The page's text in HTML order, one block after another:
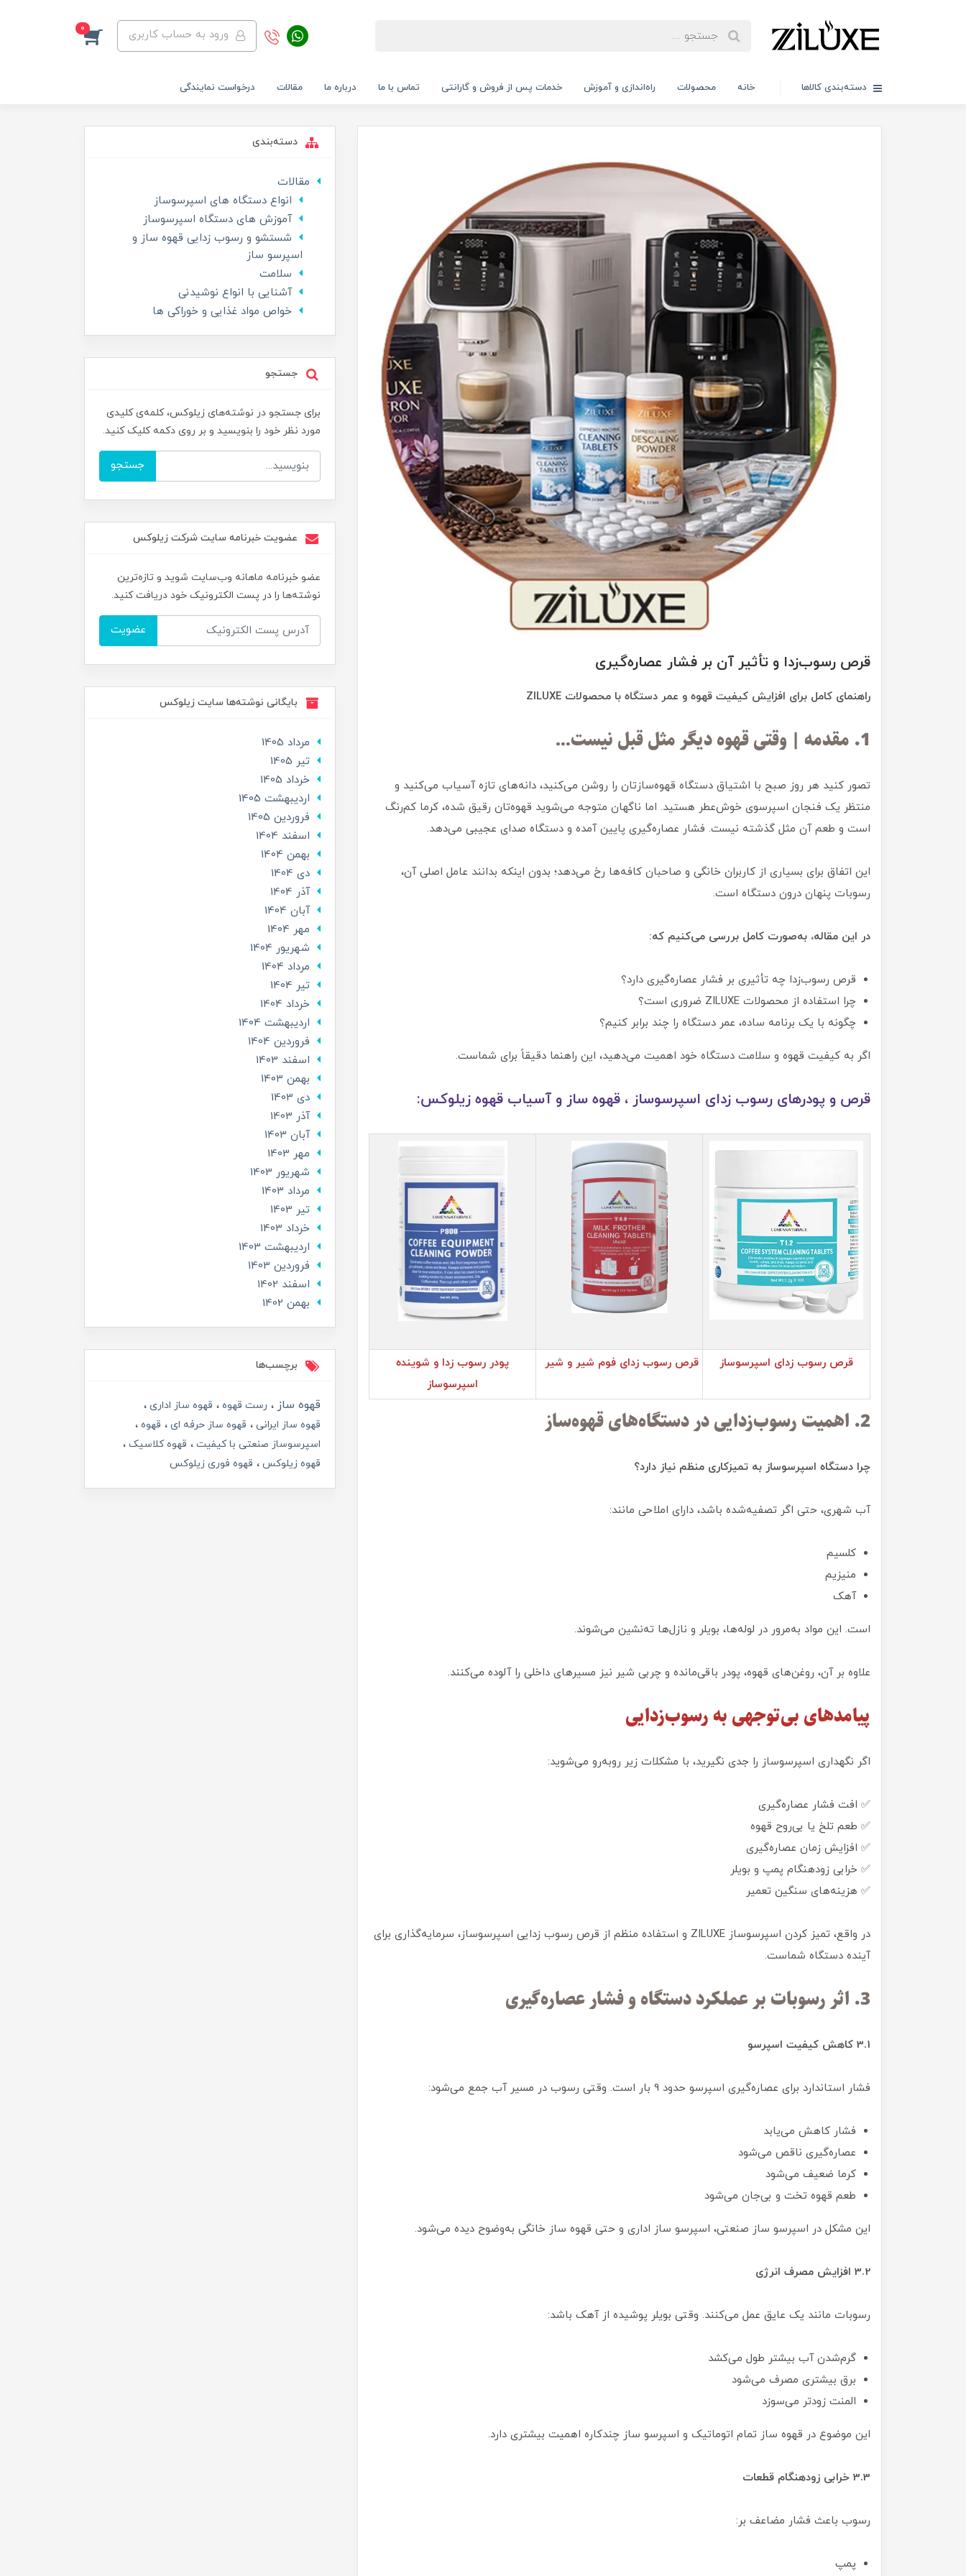
ورود به حساب کاربری 0
دسته‌بندی کالاها خانه محصولات راه‌اندازی و آموزش خدمات پس از فروش و گارانتی تماس با ما درباره ما مقالات درخواست نمایندگی
قرص رسوب‌زدا و تأثیر آن بر فشار عصاره‌گیری
راهنمای کامل برای افزایش کیفیت قهوه و عمر دستگاه با محصولات ZILUXE
1. مقدمه | وقتی قهوه دیگر مثل قبل نیست…
تصور کنید هر روز صبح با اشتیاق دستگاه قهوه‌سازتان را روشن می‌کنید، دانه‌های تازه آسیاب می‌کنید و
منتظر یک فنجان اسپرسوی خوش‌عطر هستید. اما ناگهان متوجه می‌شوید قهوه‌تان رقیق شده، کرما کم‌رنگ
است و طعم آن مثل گذشته نیست. فشار عصاره‌گیری پایین آمده و دستگاه صدای عجیبی می‌دهد.
این اتفاق برای بسیاری از کاربران خانگی و صاحبان کافه‌ها رخ می‌دهد؛ بدون اینکه بدانند عامل اصلی آن،
رسوبات پنهان درون دستگاه است.
در این مقاله، به‌صورت کامل بررسی می‌کنیم که:
قرص رسوب‌زدا چه تأثیری بر فشار عصاره‌گیری دارد؟
چرا استفاده از محصولات ZILUXE ضروری است؟
چگونه با یک برنامه ساده، عمر دستگاه را چند برابر کنیم؟
اگر به کیفیت قهوه و سلامت دستگاه خود اهمیت می‌دهید، این راهنما دقیقاً برای شماست.
قرص و پودرهای رسوب زدای اسپرسوساز ، قهوه ساز و آسیاب قهوه زیلوکس:
قرص رسوب زدای اسپرسوساز قرص رسوب زدای فوم‌ شیر و شیر
پودر رسوب زدا و شوینده
اسپرسوساز
2. اهمیت رسوب‌زدایی در دستگاه‌های قهوه‌ساز
چرا دستگاه اسپرسوساز به تمیزکاری منظم نیاز دارد؟
آب شهری، حتی اگر تصفیه‌شده باشد، دارای املاحی مانند:
کلسیم
منیزیم
آهک
است. این مواد به‌مرور در لوله‌ها، بویلر و نازل‌ها ته‌نشین می‌شوند.
علاوه بر آن، روغن‌های قهوه، پودر باقی‌مانده و چربی شیر نیز مسیرهای داخلی را آلوده می‌کنند.
پیامدهای بی‌توجهی به رسوب‌زدایی
اگر نگهداری اسپرسوساز را جدی نگیرید، با مشکلات زیر روبه‌رو می‌شوید:
✅ افت فشار عصاره‌گیری
✅ طعم تلخ یا بی‌روح قهوه
✅ افزایش زمان عصاره‌گیری
✅ خرابی زودهنگام پمپ و بویلر
✅ هزینه‌های سنگین تعمیر
در واقع، تمیز کردن اسپرسوساز ZILUXE و استفاده منظم از قرص رسوب زدایی اسپرسوساز، سرمایه‌گذاری برای
آینده دستگاه شماست.
3. اثر رسوبات بر عملکرد دستگاه و فشار عصاره‌گیری
3.1 کاهش کیفیت اسپرسو
فشار استاندارد برای عصاره‌گیری اسپرسو حدود 9 بار است. وقتی رسوب در مسیر آب جمع می‌شود:
فشار کاهش می‌یابد
عصاره‌گیری ناقص می‌شود
کرما ضعیف می‌شود
طعم قهوه تخت و بی‌جان می‌شود
این مشکل در اسپرسو ساز صنعتی، اسپرسو ساز اداری و حتی قهوه ساز خانگی به‌وضوح دیده می‌شود.
3.2 افزایش مصرف انرژی
رسوبات مانند یک عایق عمل می‌کنند. وقتی بویلر پوشیده از آهک باشد:
گرم‌شدن آب بیشتر طول می‌کشد
برق بیشتری مصرف می‌شود
المنت زودتر می‌سوزد
این موضوع در قهوه ساز تمام اتوماتیک و اسپرسو ساز چندکاره اهمیت بیشتری دارد.
3.3 خرابی زودهنگام قطعات
رسوب باعث فشار مضاعف بر:
پمپ
دسته‌بندی
مقالات
انواع دستگاه های اسپرسوساز
آموزش های دستگاه اسپرسوساز
شستشو و رسوب زدایی قهوه ساز و
اسپرسو ساز
سلامت
آشنایی با انواع نوشیدنی
خواص مواد غذایی و خوراکی ها
جستجو
برای جستجو در نوشته‌های زیلوکس، کلمه‌ی کلیدی
مورد نظر خود را بنویسید و بر روی دکمه کلیک کنید.
جستجو
عضویت خبرنامه سایت شرکت زیلوکس
عضو خبرنامه ماهانه وب‌سایت شوید و تازه‌ترین
نوشته‌ها را در پست الکترونیک خود دریافت کنید.
عضویت
بایگانی نوشته‌ها سایت زیلوکس
مرداد 1405
تير 1405
خرداد 1405
ارديبهشت 1405
فروردین 1405
اسفند 1404
بهمن 1404
دی 1404
آذر 1404
آبان 1404
مهر 1404
شهریور 1404
مرداد 1404
تير 1404
خرداد 1404
ارديبهشت 1404
فروردین 1404
اسفند 1403
بهمن 1403
دی 1403
آذر 1403
آبان 1403
مهر 1403
شهریور 1403
مرداد 1403
تير 1403
خرداد 1403
ارديبهشت 1403
فروردین 1403
اسفند 1402
بهمن 1402
برچسب‌ها
قهوه ساز رست قهوه
قهوه ساز اداری
قهوه ساز ایرانی
قهوه ساز حرفه ای
قهوه
اسپرسوساز صنعتی با کیفیت
قهوه کلاسیک
قهوه زیلوکس
قهوه فوری زیلوکس